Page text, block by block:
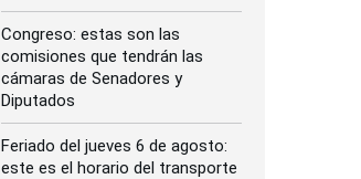
Congreso: estas son las
comisiones que tendrán las
cámaras de Senadores y
Diputados
Feriado del jueves 6 de agosto:
este es el horario del transporte